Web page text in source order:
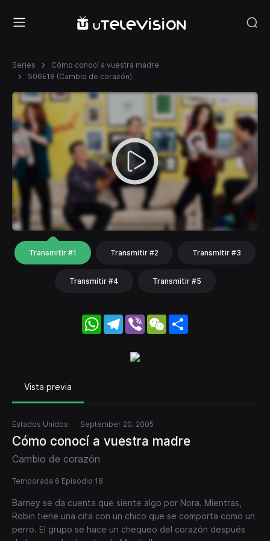
Series
Cómo conocí a vuestra madre
S06E18 (Cambio de corazón)
Transmitir #1 Transmitir #2 Transmitir #3
Transmitir #4 Transmitir #5
WhatsApp
Telegram
Viber WeChat
Vista previa
Estados Unidos September 20, 2005
Cómo conocí a vuestra madre
Cambio de corazón
Temporada 6 Episodio 18
Barney se da cuenta que siente algo por Nora. Mientras,
Robin tiene una cita con un chico que se comporta como un
perro. El grupo se hace un chequeo del corazón después